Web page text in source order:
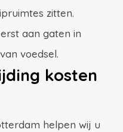
zitten.
aan gaten in
voedsel.
kosten
helpen wij u